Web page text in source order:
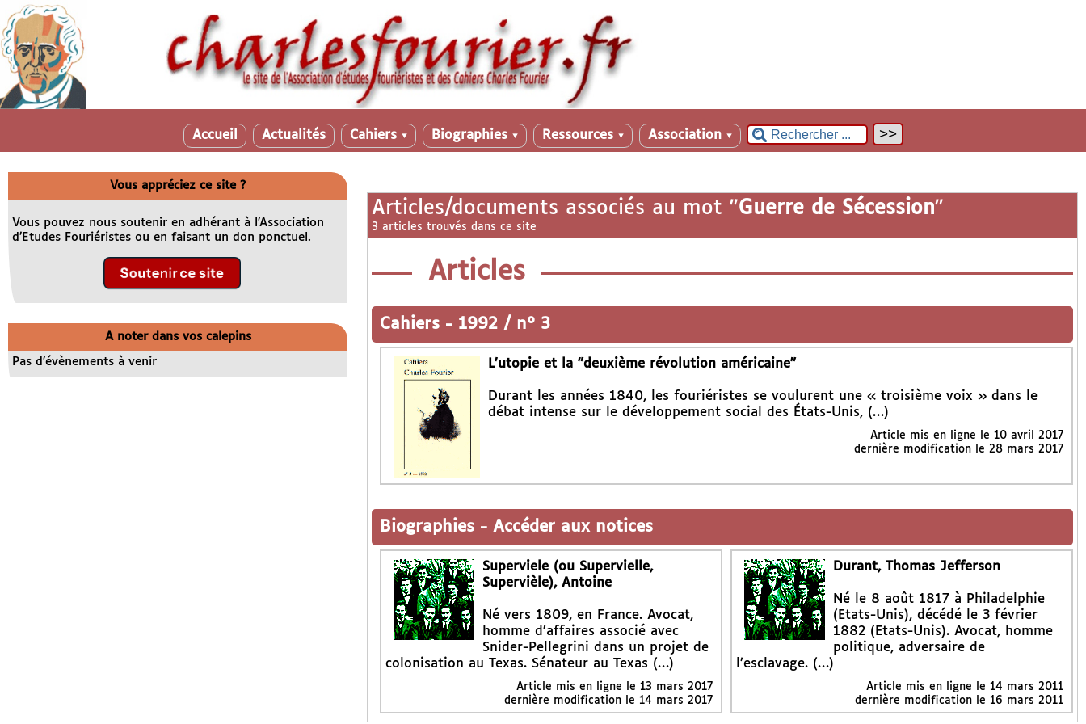
Accueil Actualités Cahiers ▼ Biographies ▼ Ressources ▼ Association ▼
Articles/documents associés au mot "Guerre de Sécession"
3 articles trouvés dans ce site
Articles
Cahiers - 1992 / n° 3
L’utopie et la "deuxième révolution américaine"
Durant les années 1840, les fouriéristes se voulurent une « troisième voix » dans le
débat intense sur le développement social des États-Unis, (…)
Article mis en ligne le 10 avril 2017
dernière modification le 28 mars 2017
Biographies - Accéder aux notices
Superviele (ou Supervielle,
Supervièle), Antoine
Né vers 1809, en France. Avocat,
homme d’affaires associé avec
Snider-Pellegrini dans un projet de
colonisation au Texas. Sénateur au Texas (…)
Article mis en ligne le 13 mars 2017
dernière modification le 14 mars 2017
Durant, Thomas Jefferson
Né le 8 août 1817 à Philadelphie
(Etats-Unis), décédé le 3 février
1882 (Etats-Unis). Avocat, homme
politique, adversaire de
l’esclavage. (…)
Article mis en ligne le14 mars 2011
dernière modification le 16 mars 2011
Vous appréciez ce site ?
Vous pouvez nous soutenir en adhérant à l’Association
d’Etudes Fouriéristes ou en faisant un don ponctuel.
A noter dans vos calepins
Pas d’évènements à venir